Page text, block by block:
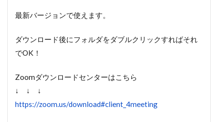
最新バージョンで使えます。
ダウンロード後にフォルダをダブルクリックすればそれ
でOK！
Zoomダウンロードセンターはこちら
↓ ↓ ↓
https://zoom.us/download#client_4meeting